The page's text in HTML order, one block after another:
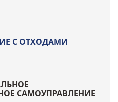
С ОТХОДАМИ
САМОУПРАВЛЕНИЕ